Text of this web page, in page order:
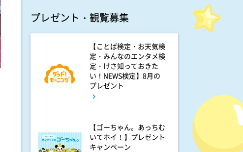
プレゼント・観覧募集
【ことば検定・お天気検
定・みんなのエンタメ検
定・けさ知っておきた
い！NEWS検定】8月の
プレゼント
【ゴーちゃん。あっちむ
いてホイ！】プレゼント
キャンペーン